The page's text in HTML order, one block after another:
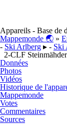
Appareils - Base de
Mappemonde 🌏 »
- Ski Arlberg ▸ - Ski
2-CLF
Données
Photos
Vidéos
Historique de
Mappemonde
Votes
Commentaires
Sources